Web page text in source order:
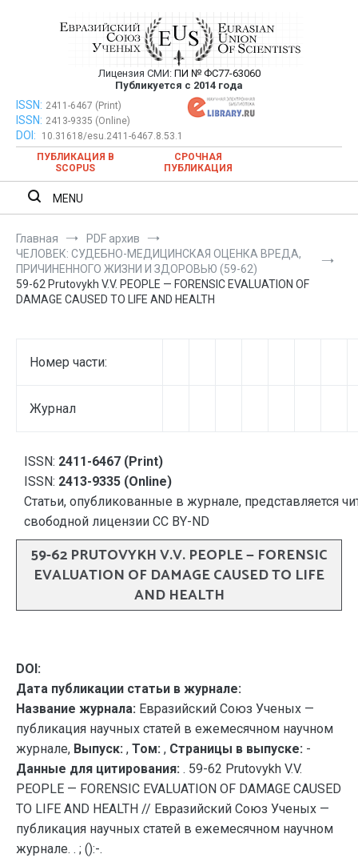
Евразийский Союз Ученых —
публикация научных статей в
ежемесячном научном журнале
Лицензия СМИ: ПИ № ФС77-63060
Публикуется с 2014 года
Евразийский Союз Ученых — публикация научных статей в
ежемесячном научном журнале
ISSN: 2411-6467 (Print)
ISSN: 2413-9335 (Online)
DOI:
10.31618/esu.2411-6467.8.53.1
ПУБЛИКАЦИЯ В
SCOPUS
СРОЧНАЯ
ПУБЛИКАЦИЯ
MENU
Главная
PDF архив
ЧЕЛОВЕК: СУДЕБНО-МЕДИЦИНСКАЯ ОЦЕНКА ВРЕДА,
ПРИЧИНЕННОГО ЖИЗНИ И ЗДОРОВЬЮ (59-62)
59-62 Prutovykh V.V. PEOPLE — FORENSIC EVALUATION OF
DAMAGE CAUSED TO LIFE AND HEALTH
Номер части:
Журнал
ISSN: 2411-6467 (Print)
ISSN: 2413-9335 (Online)
Статьи, опубликованные в журнале, представляется
свободной лицензии CC BY-ND
59-62 PRUTOVYKH V.V. PEOPLE — FORENSIC
EVALUATION OF DAMAGE CAUSED TO LIFE
AND HEALTH
DOI:
Дата публикации статьи в журнале:
Название журнала: Евразийский Союз Ученых —
публикация научных статей в ежемесячном научном
журнале, Выпуск: , Том: , Страницы в выпуске: -
Данные для цитирования: . 59-62 Prutovykh V.V.
PEOPLE — FORENSIC EVALUATION OF DAMAGE CAUSED
TO LIFE AND HEALTH // Евразийский Союз Ученых —
публикация научных статей в ежемесячном научном
журнале. . ; ():-.